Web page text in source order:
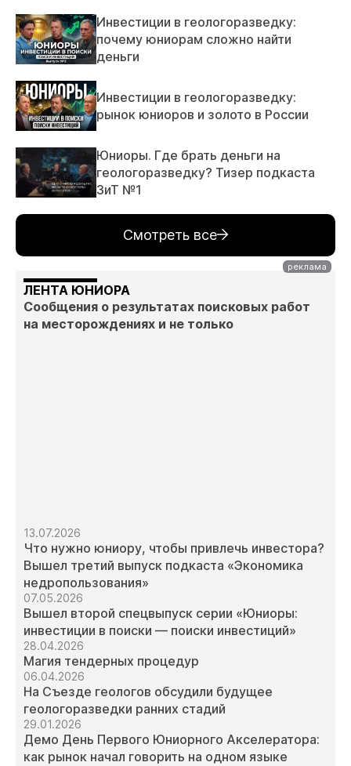
Инвестиции в геологоразведку:
почему юниорам сложно найти
деньги
Инвестиции в геологоразведку:
рынок юниоров и золото в России
Юниоры. Где брать деньги на
геологоразведку? Тизер подкаста
ЗиТ №1
Смотреть все
ЛЕНТА ЮНИОРА
Сообщения о результатах поисковых работ
на месторождениях и не только
13.07.2026
Что нужно юниору, чтобы привлечь инвестора?
Вышел третий выпуск подкаста «Экономика
недропользования»
07.05.2026
Вышел второй спецвыпуск серии «Юниоры:
инвестиции в поиски — поиски инвестиций»
28.04.2026
Магия тендерных процедур
06.04.2026
На Съезде геологов обсудили будущее
геологоразведки ранних стадий
29.01.2026
Демо День Первого Юниорного Акселератора:
как рынок начал говорить на одном языке